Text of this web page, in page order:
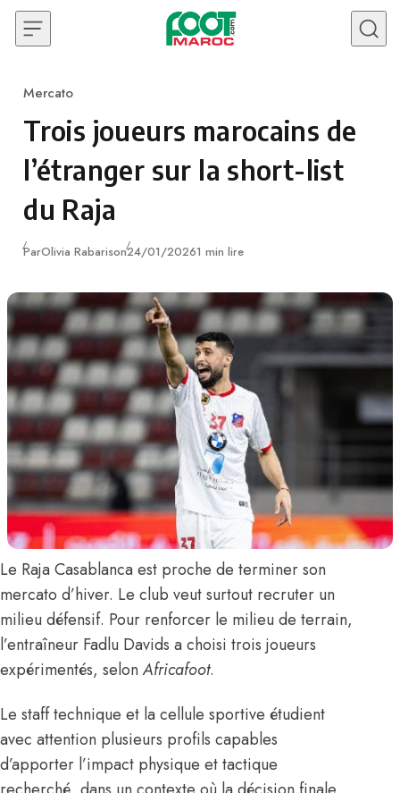
Skip to content
Category
Mercato
Trois joueurs marocains de
l’étranger sur la short-list
du Raja
ParOlivia RabarisonPublié
24/01/20261 min lire
Le Raja Casablanca est proche de terminer son
mercato d’hiver. Le club veut surtout recruter un
milieu défensif. Pour renforcer le milieu de terrain,
l’entraîneur Fadlu Davids a choisi trois joueurs
expérimentés, selonAfricafoot.
Le staff technique et la cellule sportive étudient
avec attention plusieurs profils capables
d’apporter l’impact physique et tactique